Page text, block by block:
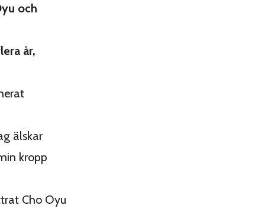
och
år,
älskar
kropp
Cho Oyu